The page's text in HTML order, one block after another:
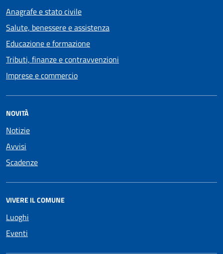
Anagrafe e stato civile
Salute, benessere e assistenza
Educazione e formazione
Tributi, finanze e contravvenzioni
Imprese e commercio
NOVITÀ
Notizie
Avvisi
Scadenze
VIVERE IL COMUNE
Luoghi
Eventi